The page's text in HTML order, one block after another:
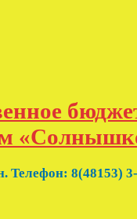
Телефон: 8(48153)